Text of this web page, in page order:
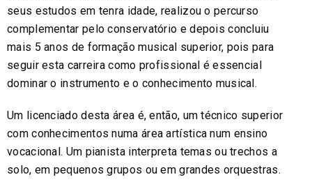
seus estudos em tenra idade, realizou o percurso
complementar pelo conservatório e depois concluiu
mais 5 anos de formação musical superior, pois para
seguir esta carreira como profissional é essencial
dominar o instrumento e o conhecimento musical.
Um licenciado desta área é, então, um técnico superior
com conhecimentos numa área artística num ensino
vocacional. Um pianista interpreta temas ou trechos a
solo, em pequenos grupos ou em grandes orquestras.